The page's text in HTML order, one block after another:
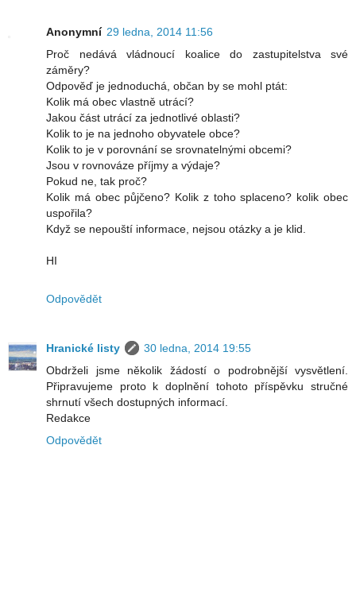
Anonymní 29 ledna, 2014 11:56
Proč nedává vládnoucí koalice do zastupitelstva své
záměry?
Odpověď je jednoduchá, občan by se mohl ptát:
Kolik má obec vlastně utrácí?
Jakou část utrácí za jednotlivé oblasti?
Kolik to je na jednoho obyvatele obce?
Kolik to je v porovnání se srovnatelnými obcemi?
Jsou v rovnováze příjmy a výdaje?
Pokud ne, tak proč?
Kolik má obec půjčeno? Kolik z toho splaceno? kolik obec
uspořila?
Když se nepouští informace, nejsou otázky a je klid.
HI
Odpovědět
Hranické listy
30 ledna, 2014 19:55
Obdrželi jsme několik žádostí o podrobnější vysvětlení.
Připravujeme proto k doplnění tohoto příspěvku stručné
shrnutí všech dostupných informací.
Redakce
Odpovědět